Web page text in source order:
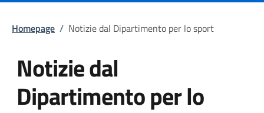
Homepage / Notizie dal Dipartimento per lo sport
Notizie dal
Dipartimento per lo